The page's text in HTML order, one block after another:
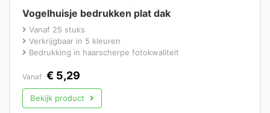
Vogelhuisje bedrukken plat dak
Vanaf 25 stuks
Verkrijgbaar in 5 kleuren
Bedrukking in haarscherpe fotokwaliteit
Vanaf € 5,29
Bekijk product